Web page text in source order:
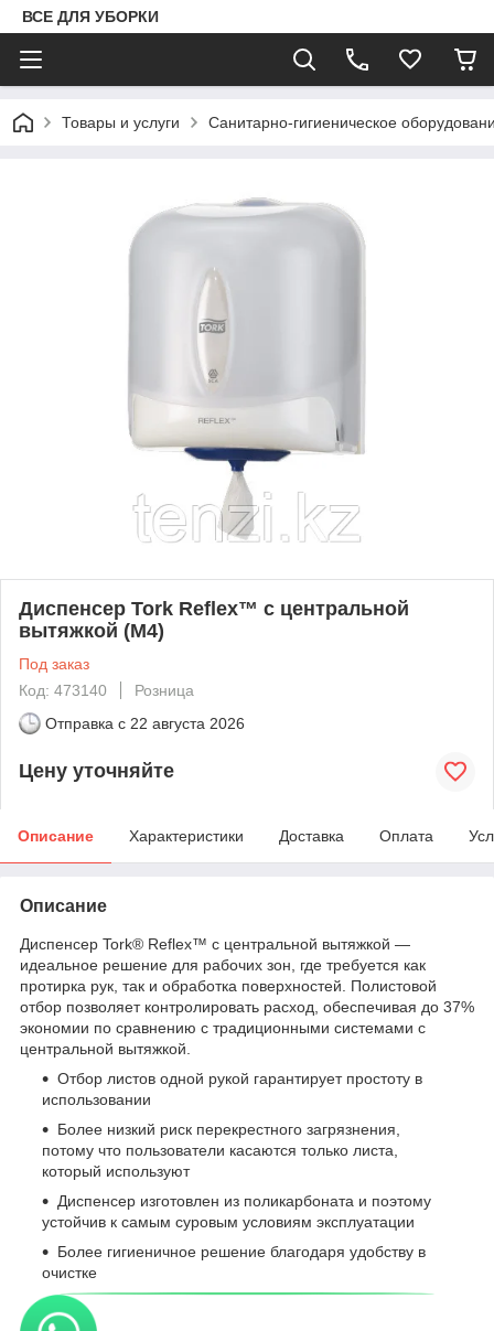
ВСЕ ДЛЯ УБОРКИ
Товары и услуги Санитарно-гигиеническое
Диспенсер Tork Reflex™ с центральной
вытяжкой (M4)
Под заказ
Код: 473140
Розница
Отправка с 22 августа 2026
Цену уточняйте
Описание Характеристики Доставка Оплата
Описание
Диспенсер Tork® Reflex™ с центральной вытяжкой —
идеальное решение для рабочих зон, где требуется как
протирка рук, так и обработка поверхностей. Полистовой
отбор позволяет контролировать расход, обеспечивая до 37%
экономии по сравнению с традиционными системами с
центральной вытяжкой.
Отбор листов одной рукой гарантирует простоту в
использовании
Более низкий риск перекрестного загрязнения,
потому что пользователи касаются только листа,
который используют
Диспенсер изготовлен из поликарбоната и поэтому
устойчив к самым суровым условиям эксплуатации
Более гигиеничное решение благодаря удобству в
очистке